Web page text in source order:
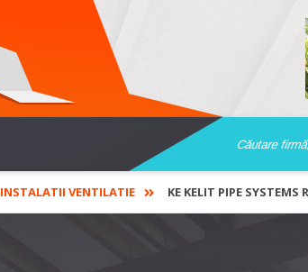
INSTALATII VENTILATIE KE KELIT PIPE